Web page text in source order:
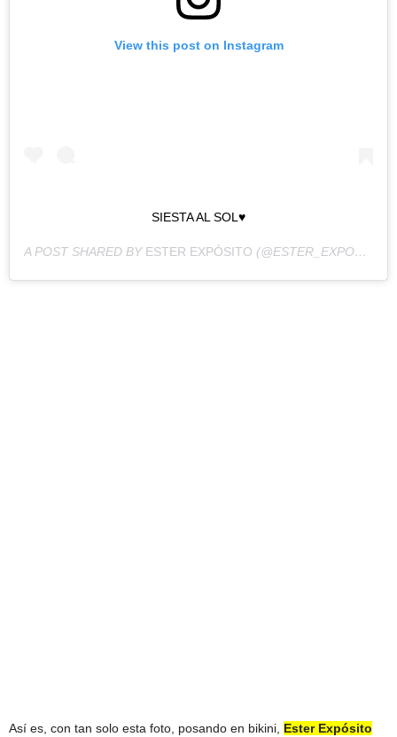
View this post on Instagram
SIESTA AL SOL♥️
A POST SHARED BY ESTER EXPÓSITO (@ESTER_EXPOSITO) ON
Así es, con tan solo esta foto, posando en bikini, Ester Expósito